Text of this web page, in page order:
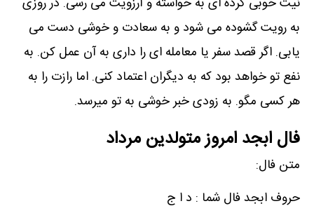
به رویت گشوده می شود و به سعادت و خوشی دست می
یابی. اگر قصد سفر یا معامله ای را داری به آن عمل کن. به
نفع تو خواهد بود که به دیگران اعتماد کنی. اما رازت را به
هر کسی مگو. به زودی خبر خوشی به تو میرسد.
فال ابجد امروز متولدین مرداد
متن فال:
حروف ابجد فال شما : د ا ج